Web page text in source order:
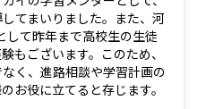
てまいりました。また、河
して昨年まで高校生の生徒
もございます。このため、
く、進路相談や学習計画の
お役に立てると存じます。